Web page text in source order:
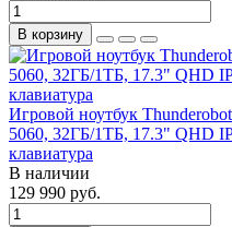
В корзину
Игровой ноутбук
5060, 32ГБ/1ТБ, 17.3" QHD
клавиатура
В наличии
129 990 руб.